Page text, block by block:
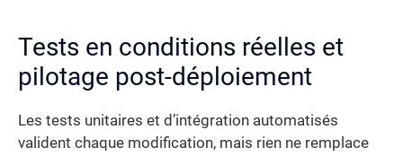
Tests en conditions réelles et
pilotage post-déploiement
Les tests unitaires et d’intégration automatisés
valident chaque modification, mais rien ne remplace